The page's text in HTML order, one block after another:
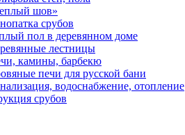
шов»
срубов
пол в деревянном доме
лестницы
камины, барбекю
печи для русской бани
водоснабжение, отопление
срубов